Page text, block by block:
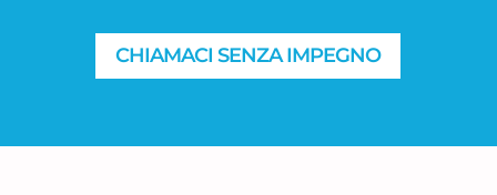
CHIAMACI SENZA IMPEGNO